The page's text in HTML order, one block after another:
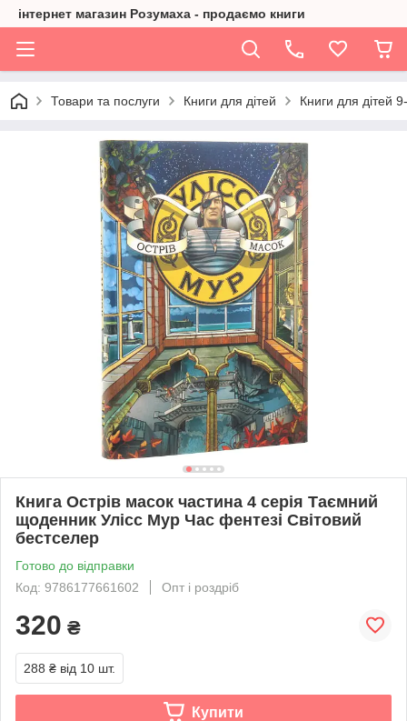
інтернет магазин Розумаха - продаємо книги
Товари та послуги Книги для дітей Книги для дітей
Книга Острів масок частина 4 серія Таємний
щоденник Улісс Мур Час фентезі Світовий
бестселер
Готово до відправки
Код: 9786177661602
Опт і роздріб
320 ₴
288 ₴ від 10 шт.
Купити